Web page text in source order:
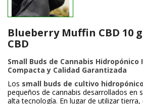
Blueberry Muffin CBD 10
CBD
Small Buds de Cannabis Hidropónico
Compacta y Calidad Garantizada
Los small buds de cultivo
pequeños de cannabis desarrollados en
alta tecnología. En lugar de utilizar